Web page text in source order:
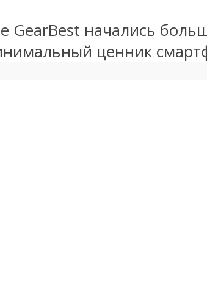
GearBest начались
ценник